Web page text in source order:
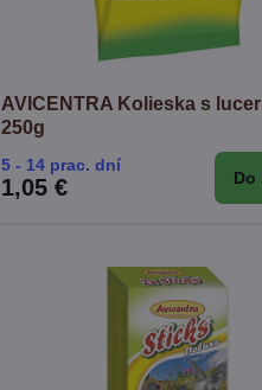
AVICENTRA Kolieska s
250g
5 - 14 prac. dní
1,05 € Do